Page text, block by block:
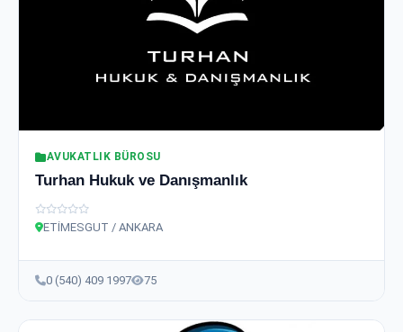
AVUKATLIK BÜROSU
Turhan Hukuk ve Danışmanlık
ETİMESGUT / ANKARA
0 (540) 409 1997 75